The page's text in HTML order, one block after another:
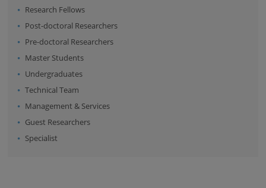
Research Fellows
Post-doctoral Researchers
Pre-doctoral Researchers
Master Students
Undergraduates
Technical Team
Management & Services
Guest Researchers
Specialist